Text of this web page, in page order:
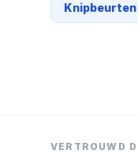
Knipbeurten
VERTROUWD